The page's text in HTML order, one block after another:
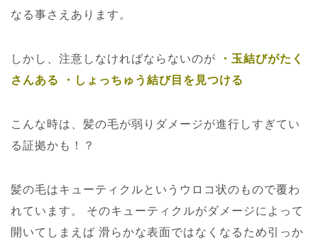
なる事さえあります。
しかし、注意しなければならないのが
・玉結びがたく
さんある
・しょっちゅう結び目を見つける
こんな時は、髪の毛が弱りダメージが進行しすぎてい
る証拠かも！？
髪の毛はキューティクルというウロコ状のもので覆わ
れています。
そのキューティクルがダメージによって
開いてしまえば 滑らかな表面ではなくなるため引っか